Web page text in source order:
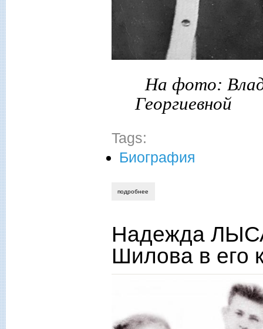
На фото:
Георгиевной
Tags:
Биография
подробнее
Надежда
Шилова в его